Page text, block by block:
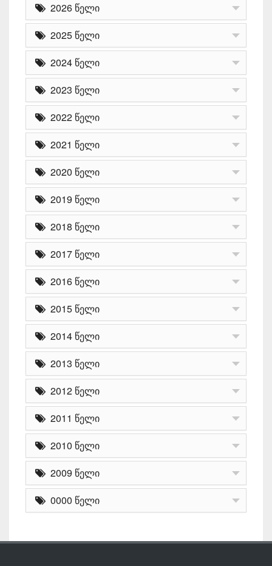
2026 წელი
2025 წელი
2024 წელი
2023 წელი
2022 წელი
2021 წელი
2020 წელი
2019 წელი
2018 წელი
2017 წელი
2016 წელი
2015 წელი
2014 წელი
2013 წელი
2012 წელი
2011 წელი
2010 წელი
2009 წელი
0000 წელი